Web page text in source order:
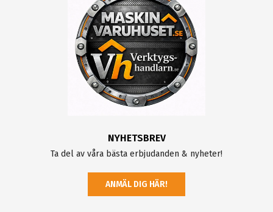
NYHETSBREV
Ta del av våra bästa erbjudanden & nyheter!
ANMÄL DIG HÄR!